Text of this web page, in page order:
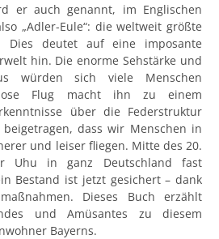
er auch genannt, im Englischen
„Adler-Eule“: die weltweit größte
Dies deutet auf eine imposante
hin. Die enorme Sehstärke und
würden sich viele Menschen
Flug macht ihn zu einem
über die Federstruktur
dass wir Menschen in
und leiser fliegen. Mitte des 20.
Uhu in ganz Deutschland fast
Bestand ist jetzt gesichert – dank
Dieses Buch erzählt
und Amüsantes zu diesem
Bayerns.